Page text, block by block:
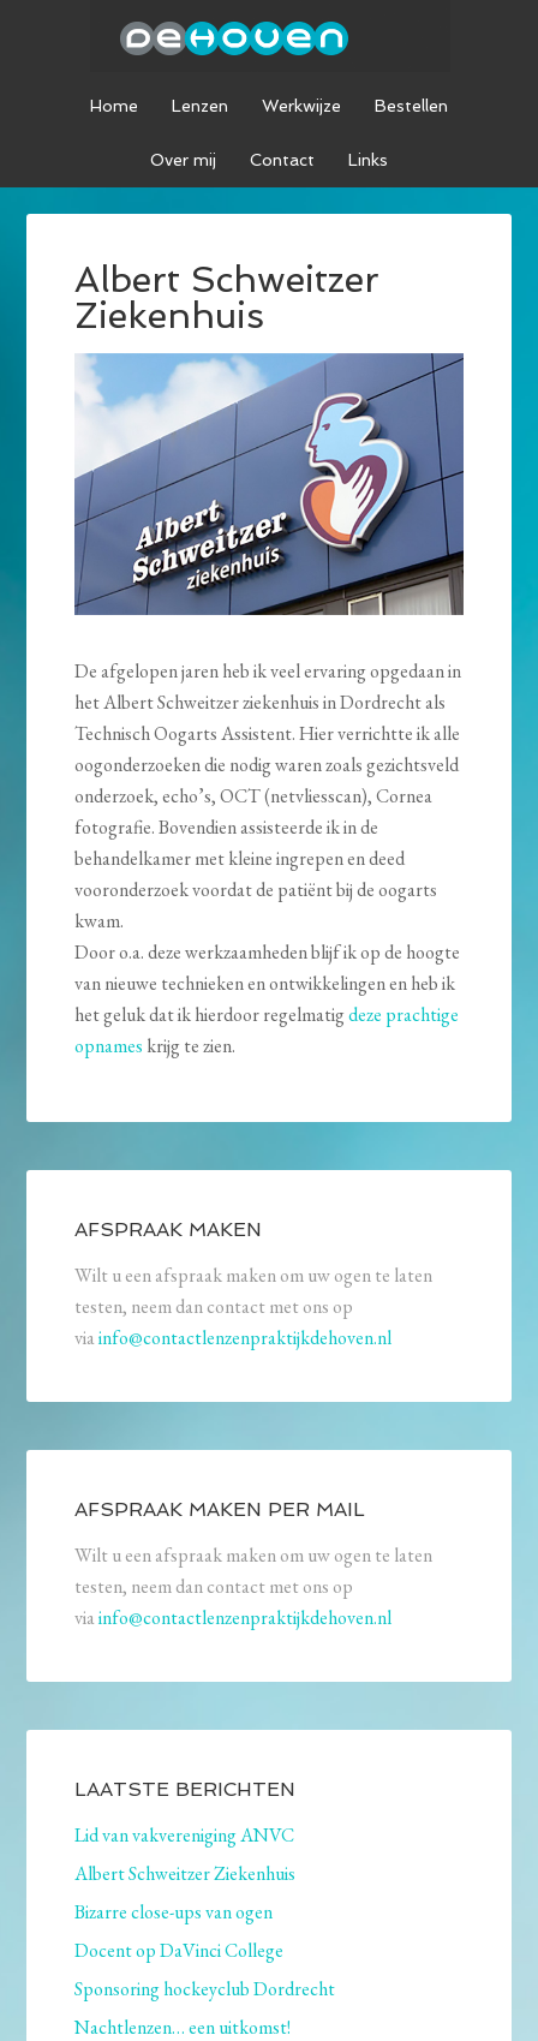
Home Lenzen Werkwijze Bestellen
Over mij Contact Links
Albert Schweitzer
Ziekenhuis
De afgelopen jaren heb ik veel ervaring opgedaan in
het Albert Schweitzer ziekenhuis in Dordrecht als
Technisch Oogarts Assistent. Hier verrichtte ik alle
oogonderzoeken die nodig waren zoals gezichtsveld
onderzoek, echo’s, OCT (netvliesscan), Cornea
fotografie. Bovendien assisteerde ik in de
behandelkamer met kleine ingrepen en deed
vooronderzoek voordat de patiënt bij de oogarts
kwam.
Door o.a. deze werkzaamheden blijf ik op de hoogte
van nieuwe technieken en ontwikkelingen en heb ik
het geluk dat ik hierdoor regelmatigdeze prachtige
opnames krijg te zien.
AFSPRAAK MAKEN
Wilt u een afspraak maken om uw ogen te laten
testen, neem dan contact met ons op
viainfo@contactlenzenpraktijkdehoven.nl
AFSPRAAK MAKEN PER MAIL
Wilt u een afspraak maken om uw ogen te laten
testen, neem dan contact met ons op
viainfo@contactlenzenpraktijkdehoven.nl
LAATSTE BERICHTEN
Lid van vakvereniging ANVC
Albert Schweitzer Ziekenhuis
Bizarre close-ups van ogen
Docent op DaVinci College
Sponsoring hockeyclub Dordrecht
Nachtlenzen… een uitkomst!